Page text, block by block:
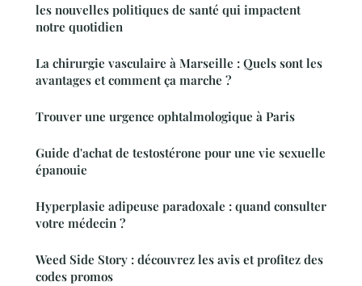
les nouvelles politiques de santé qui impactent
notre quotidien
La chirurgie vasculaire à Marseille : Quels sont les
avantages et comment ça marche ?
Trouver une urgence ophtalmologique à Paris
Guide d'achat de testostérone pour une vie sexuelle
épanouie
Hyperplasie adipeuse paradoxale : quand consulter
votre médecin ?
Weed Side Story : découvrez les avis et profitez des
codes promos